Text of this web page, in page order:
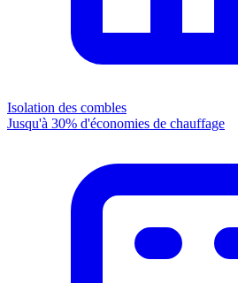
Isolation des combles
Jusqu'à 30% d'économies de chauffage